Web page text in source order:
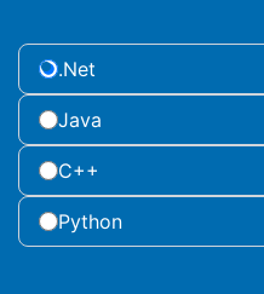
.Net
Java
C++
Python